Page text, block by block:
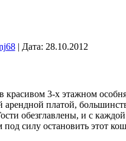
| Дата: 28.10.2012
красивом 3-х этажном
платой,
обезглавлены, и с
силу остановить этот